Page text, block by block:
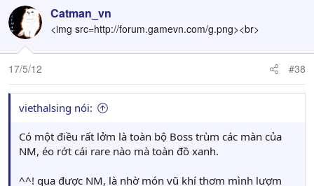
Catman_vn
<img src=http://forum.gamevn.com/g.png><br>
17/5/12 #38
viethalsing nói:
Có một điều rất lởm là toàn bộ Boss trùm các màn của
NM, éo rớt cái rare nào mà toàn đồ xanh.
^^! qua được NM, là nhờ món vũ khí thơm mình lượm